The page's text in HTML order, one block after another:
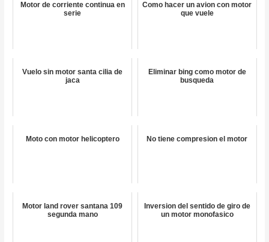
Motor de corriente continua en
serie
Como hacer un avion con motor
que vuele
Vuelo sin motor santa cilia de
jaca
Eliminar bing como motor de
busqueda
Moto con motor helicoptero No tiene compresion el motor
Motor land rover santana 109
segunda mano
Inversion del sentido de giro de
un motor monofasico